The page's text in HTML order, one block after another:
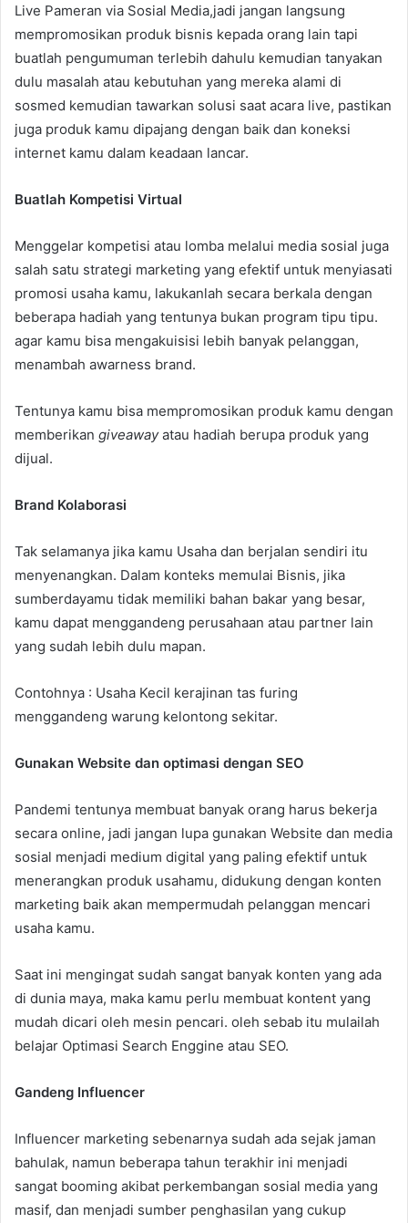
Live Pameran via Sosial Media,jadi jangan langsung
mempromosikan produk bisnis kepada orang lain tapi
buatlah pengumuman terlebih dahulu kemudian tanyakan
dulu masalah atau kebutuhan yang mereka alami di
sosmed kemudian tawarkan solusi saat acara live, pastikan
juga produk kamu dipajang dengan baik dan koneksi
internet kamu dalam keadaan lancar.
Buatlah Kompetisi Virtual
Menggelar kompetisi atau lomba melalui media sosial juga
salah satu strategi marketing yang efektif untuk menyiasati
promosi usaha kamu, lakukanlah secara berkala dengan
beberapa hadiah yang tentunya bukan program tipu tipu.
agar kamu bisa mengakuisisi lebih banyak pelanggan,
menambah awarness brand.
Tentunya kamu bisa mempromosikan produk kamu dengan
memberikan giveawayatau hadiah berupa produk yang
dijual.
Brand Kolaborasi
Tak selamanya jika kamu Usaha dan berjalan sendiri itu
menyenangkan. Dalam konteks memulai Bisnis, jika
sumberdayamu tidak memiliki bahan bakar yang besar,
kamu dapat menggandeng perusahaan atau partner lain
yang sudah lebih dulu mapan.
Contohnya : Usaha Kecil kerajinan tas furing
menggandeng warung kelontong sekitar.
Gunakan Website dan optimasi dengan SEO
Pandemi tentunya membuat banyak orang harus bekerja
secara online, jadi jangan lupa gunakan Website dan media
sosial menjadi medium digital yang paling efektif untuk
menerangkan produk usahamu, didukung dengan konten
marketing baik akan mempermudah pelanggan mencari
usaha kamu.
Saat ini mengingat sudah sangat banyak konten yang ada
di dunia maya, maka kamu perlu membuat kontent yang
mudah dicari oleh mesin pencari. oleh sebab itu mulailah
belajar Optimasi Search Enggine atau SEO.
Gandeng Influencer
Influencer marketing sebenarnya sudah ada sejak jaman
bahulak, namun beberapa tahun terakhir ini menjadi
sangat booming akibat perkembangan sosial media yang
masif, dan menjadi sumber penghasilan yang cukup